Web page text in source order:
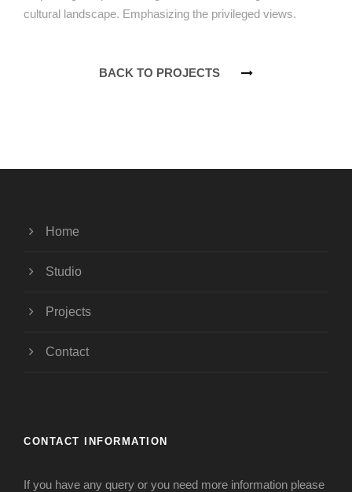
cultural landscape. Emphasizing the privileged views.
BACK TO PROJECTS
Home
Studio
Projects
Contact
CONTACT INFORMATION
If you have any query or you need more information please